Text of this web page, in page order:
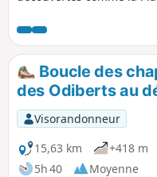
d'orientation, le plan
Tour Coton.
Boucle des
des Odiberts au
Visorandonneur
15,63 km
+418 m
5h 40
Moyenne